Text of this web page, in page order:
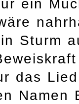
ein
Sturm
das
Namen